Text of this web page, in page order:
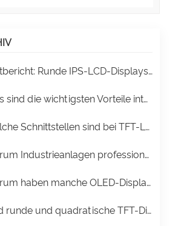
Runde IPS-LCD-Displays – Warum runde Bildschirme wählen?
die wichtigsten Vorteile intelligenter Touch-Displays für moderne Fabriken?
Schnittstellen sind bei TFT-LCD-Displays üblich?
Industrieanlagen professionelle LCD-Displays benötigen
manche OLED-Displays eine längere Lebensdauer als andere?
und quadratische TFT-Displays der nächste Designtrend?